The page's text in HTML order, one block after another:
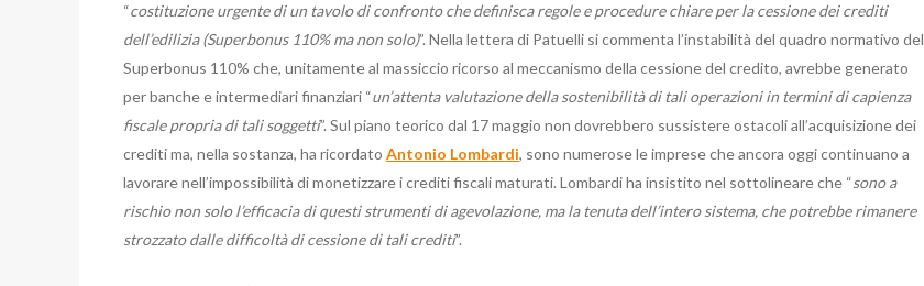
“costituzione urgente di un tavolo di confronto che definisca regole e procedure chiare per la cessione dei crediti
dell’edilizia (Superbonus 110% ma non solo)”. Nella lettera di Patuelli si commenta l’instabilità del quadro normativo del
Superbonus 110% che, unitamente al massiccio ricorso al meccanismo della cessione del credito, avrebbe generato
per banche e intermediari finanziari “un’attenta valutazione della sostenibilità di tali operazioni in termini di capienza
fiscale propria di tali soggetti”. Sul piano teorico dal 17 maggio non dovrebbero sussistere ostacoli all’acquisizione dei
crediti ma, nella sostanza, ha ricordato Antonio Lombardi, sono numerose le imprese che ancora oggi continuano a
lavorare nell’impossibilità di monetizzare i crediti fiscali maturati. Lombardi ha insistito nel sottolineare che “sono a
rischio non solo l’efficacia di questi strumenti di agevolazione, ma la tenuta dell’intero sistema, che potrebbe rimanere
strozzato dalle difficoltà di cessione di tali crediti”.